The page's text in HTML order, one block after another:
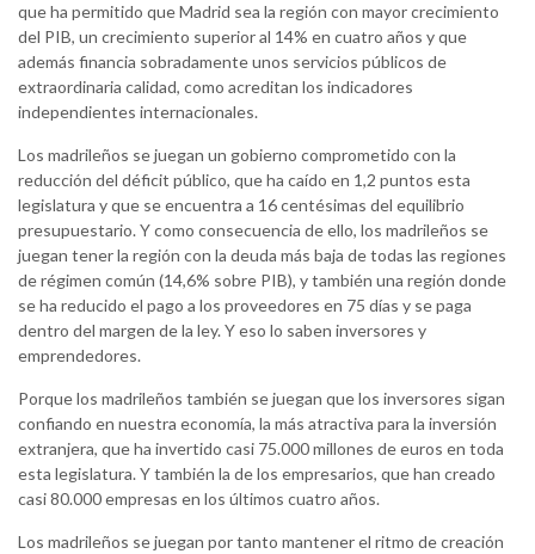
que ha permitido que Madrid sea la región con mayor crecimiento
del PIB, un crecimiento superior al 14% en cuatro años y que
además financia sobradamente unos servicios públicos de
extraordinaria calidad, como acreditan los indicadores
independientes internacionales.
Los madrileños se juegan un gobierno comprometido con la
reducción del déficit público, que ha caído en 1,2 puntos esta
legislatura y que se encuentra a 16 centésimas del equilibrio
presupuestario. Y como consecuencia de ello, los madrileños se
juegan tener la región con la deuda más baja de todas las regiones
de régimen común (14,6% sobre PIB), y también una región donde
se ha reducido el pago a los proveedores en 75 días y se paga
dentro del margen de la ley. Y eso lo saben inversores y
emprendedores.
Porque los madrileños también se juegan que los inversores sigan
confiando en nuestra economía, la más atractiva para la inversión
extranjera, que ha invertido casi 75.000 millones de euros en toda
esta legislatura. Y también la de los empresarios, que han creado
casi 80.000 empresas en los últimos cuatro años.
Los madrileños se juegan por tanto mantener el ritmo de creación